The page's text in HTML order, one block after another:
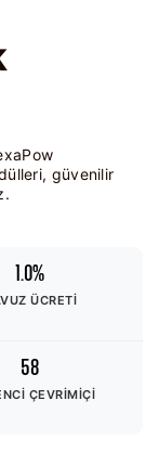
güvenilir
1.0%
ÜCRETI
58
ÇEVRIMIÇI